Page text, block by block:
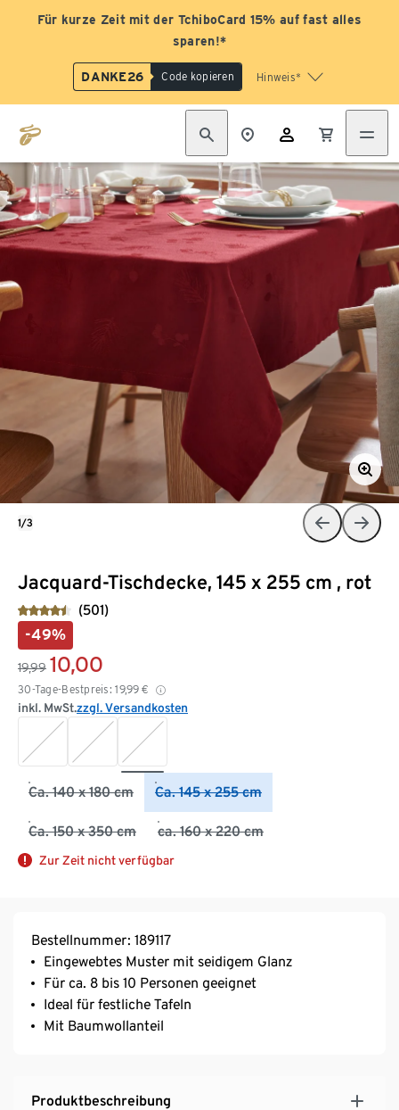
Für kurze Zeit mit der TchiboCard 15% auf fast alles
sparen!*
DANKE26 Code kopieren Hinweis*
Jacquard-Tischdecke, 145 x 255 cm , rot
(501)
-49%
19,99 10,00
30-Tage-Bestpreis: 19,99 €
inkl. MwSt.zzgl. Versandkosten
Ca. 140 x 180 cm Ca. 145 x 255 cm
Ca. 150 x 350 cm ca. 160 x 220 cm
Zur Zeit nicht verfügbar
1/3
Bestellnummer: 189117
Eingewebtes Muster mit seidigem Glanz
Für ca. 8 bis 10 Personen geeignet
Ideal für festliche Tafeln
Mit Baumwollanteil
Produktbeschreibung